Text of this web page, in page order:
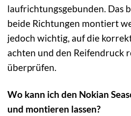
laufrichtungsgebunden. Das
beide Richtungen montiert
jedoch wichtig, auf die
achten und den Reifendruck
überprüfen.
Wo kann ich den Nokian
und montieren lassen?